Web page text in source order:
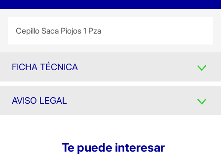
Cepillo Saca Piojos 1 Pza
FICHA TÉCNICA
AVISO LEGAL
Te puede interesar